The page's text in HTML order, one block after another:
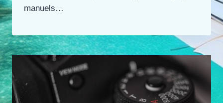
manuels…